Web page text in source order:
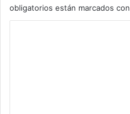
obligatorios están marcados con